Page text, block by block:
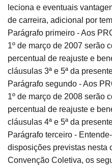
leciona e eventuais
de carreira, adicional por
Parágrafo primeiro - Aos
1º de março de 2007 serão
percentual de reajuste e
cláusulas 3ª e 5ª da
Parágrafo segundo - Aos
1º de março de 2008 serão
percentual de reajuste e
cláusulas 4ª e 5ª da
Parágrafo terceiro -
disposições previstas nesta
Convenção Coletiva, os